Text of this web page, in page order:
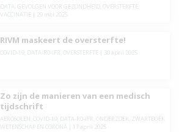
DATA GEVOLGEN VOOR GEZONDHEID, OVERSTERFTE
VACCINATIE
29 mei 2025
RIVM maskeert de oversterfte!
COVID-19, DATA-R0-IFR OVERSTERFTE 30 april 2025
Zo zijn de manieren van een medisch
tijdschrift
AEROSOLEN COVID-19, DATA-R0-IFR ONDERZOEK
ZWARTBOEK
WETENSCHAP EN CORONA
17 april 2025